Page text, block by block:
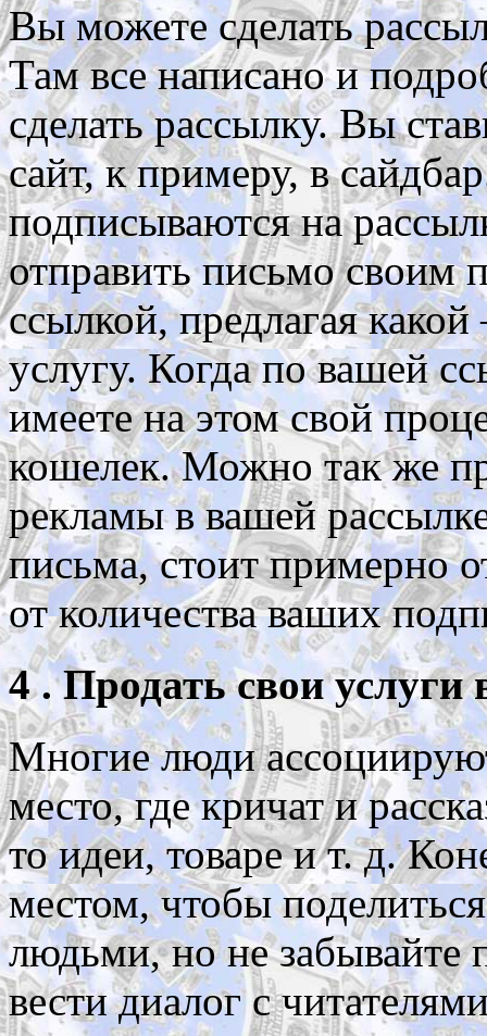
Вы можете сделать
Там все написано и
сделать рассылку. Вы
сайт, к примеру, в
подписываются на
отправить письмо своим
ссылкой, предлагая
услугу. Когда по вашей
имеете на этом свой
кошелек. Можно так же
рекламы в вашей
письма, стоит примерно
от количества ваших
4 . Продать свои услуги
Многие люди
место, где кричат и
то идеи, товаре и т. д.
местом, чтобы
людьми, но не
вести диалог с